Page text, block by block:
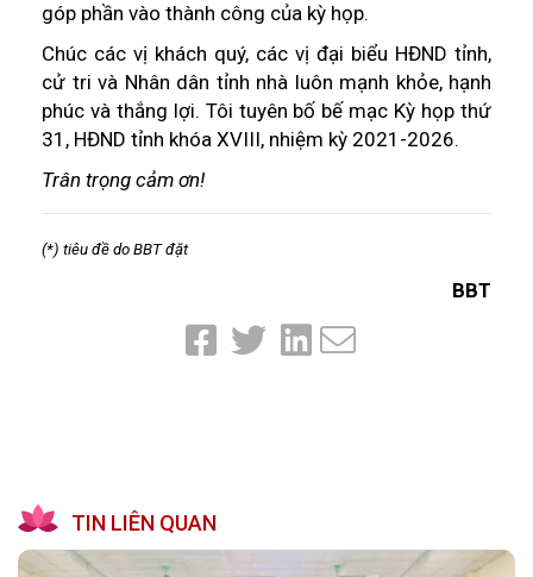
góp phần vào thành công của kỳ họp.
Chúc các vị khách quý, các vị đại biểu HĐND tỉnh,
cử tri và Nhân dân tỉnh nhà luôn mạnh khỏe, hạnh
phúc và thắng lợi. Tôi tuyên bố bế mạc Kỳ họp thứ
31, HĐND tỉnh khóa XVIII, nhiệm kỳ 2021-2026.
Trân trọng cảm ơn!
(*) tiêu đề do BBT đặt
BBT
TIN LIÊN QUAN